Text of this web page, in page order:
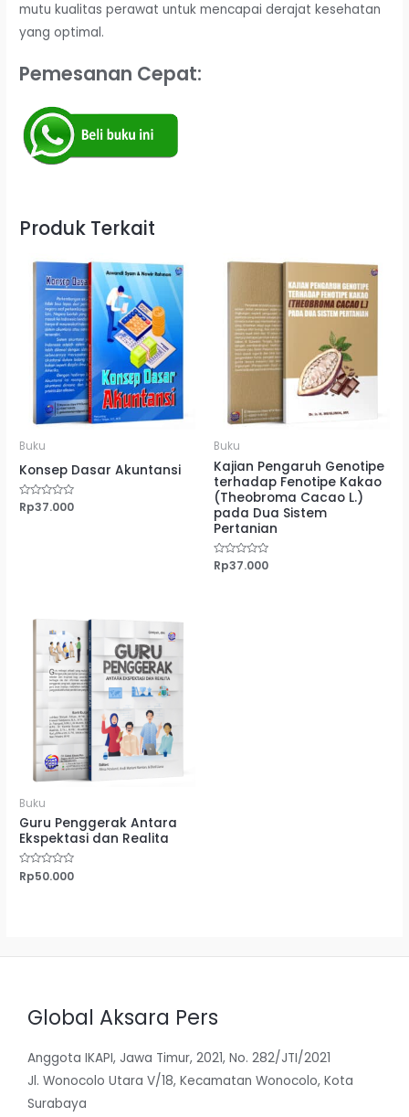
mutu kualitas perawat untuk mencapai derajat kesehatan
yang optimal.
Pemesanan Cepat:
Produk Terkait
Buku
Konsep Dasar Akuntansi
Dinilai
Rp37.000
Buku
Kajian Pengaruh Genotipe
terhadap Fenotipe Kakao
(Theobroma Cacao L.)
pada Dua Sistem
Pertanian
Dinilai
Rp37.000
Buku
Guru Penggerak Antara
Ekspektasi dan Realita
Dinilai
0
Rp50.000
Global Aksara Pers
Anggota IKAPI, Jawa Timur, 2021, No. 282/JTI/2021
Jl. Wonocolo Utara V/18, Kecamatan Wonocolo, Kota
Surabaya